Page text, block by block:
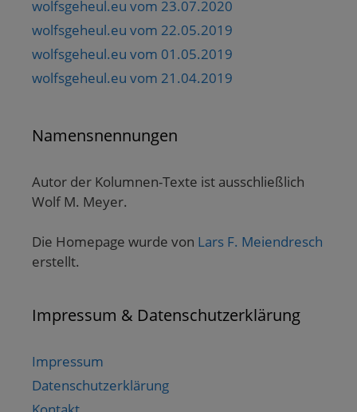
wolfsgeheul.eu vom 23.07.2020
wolfsgeheul.eu vom 22.05.2019
wolfsgeheul.eu vom 01.05.2019
wolfsgeheul.eu vom 21.04.2019
Namensnennungen
Autor der Kolumnen-Texte ist ausschließlich
Wolf M. Meyer.
Die Homepage wurde von Lars F. Meiendresch
erstellt.
Impressum & Datenschutzerklärung
Impressum
Datenschutzerklärung